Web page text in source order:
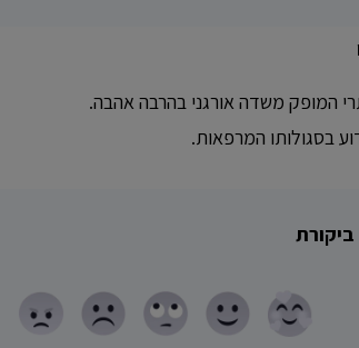
המופק משדה אורגני בהרבה אהבה.
בסגולותו המרפאות.
ביקורת